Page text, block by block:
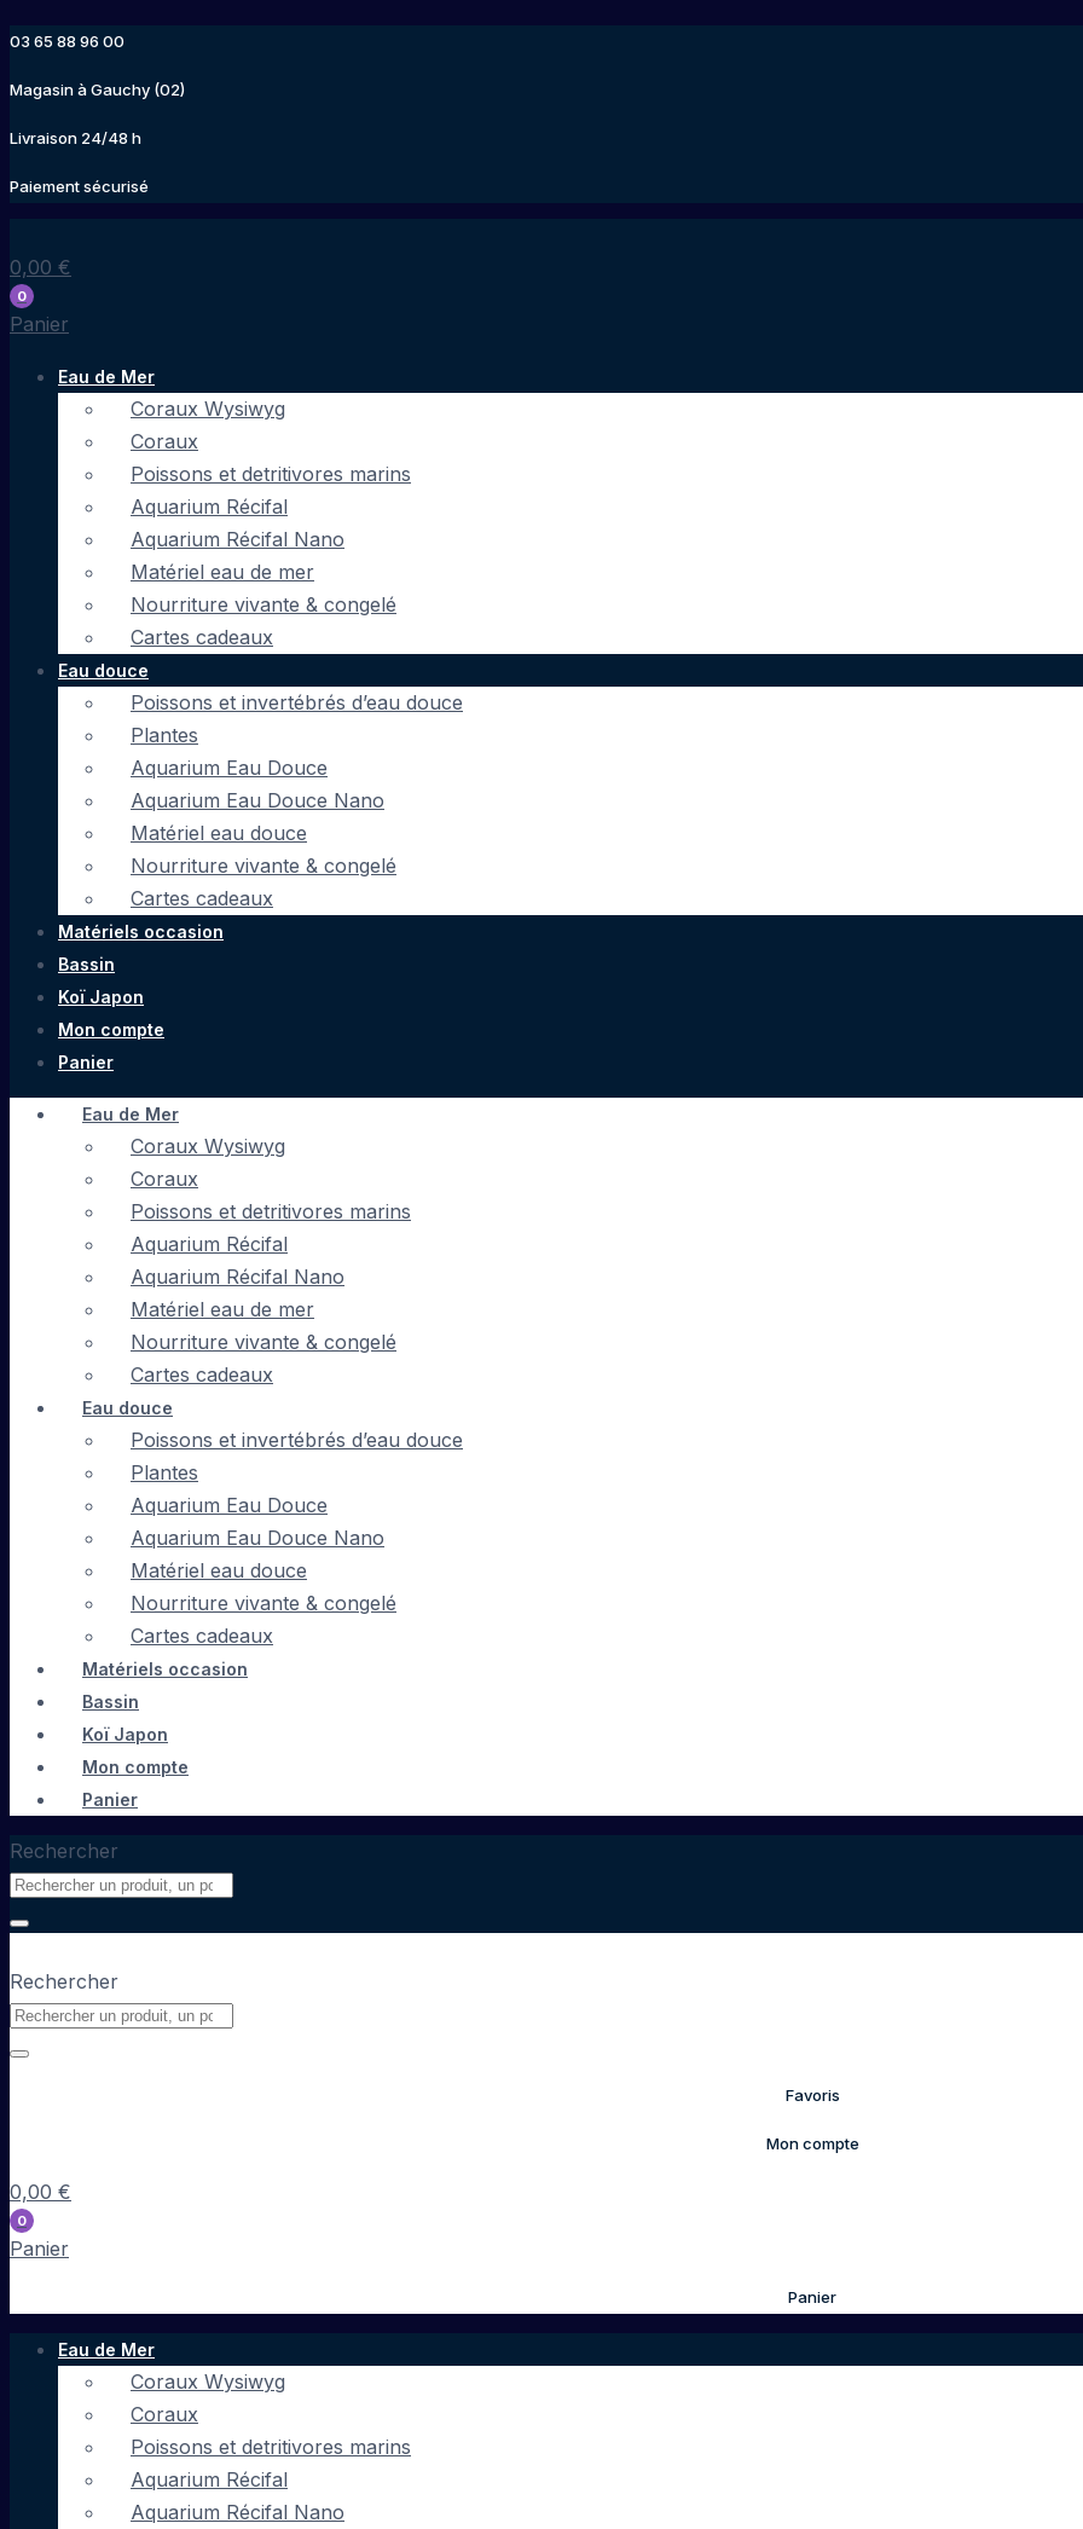
contenu
03 65 88 96 00
Magasin à Gauchy (02)
Livraison 24/48 h
Paiement sécurisé
0,00 €
0
Panier
Eau de Mer
Coraux Wysiwyg
Coraux
Poissons et detritivores marins
Aquarium Récifal
Aquarium Récifal Nano
Matériel eau de mer
Nourriture vivante & congelé
Cartes cadeaux
Eau douce
Poissons et invertébrés d’eau douce
Plantes
Aquarium Eau Douce
Aquarium Eau Douce Nano
Matériel eau douce
Nourriture vivante & congelé
Cartes cadeaux
Matériels occasion
Bassin
Koï Japon
Mon compte
Panier
Eau de Mer
Coraux Wysiwyg
Coraux
Poissons et detritivores marins
Aquarium Récifal
Aquarium Récifal Nano
Matériel eau de mer
Nourriture vivante & congelé
Cartes cadeaux
Eau douce
Poissons et invertébrés d’eau douce
Plantes
Aquarium Eau Douce
Aquarium Eau Douce Nano
Matériel eau douce
Nourriture vivante & congelé
Cartes cadeaux
Matériels occasion
Bassin
Koï Japon
Mon compte
Panier
Rechercher
Rechercher
Favoris
Mon compte
0,00 €
0
Panier
Panier
Eau de Mer
Coraux Wysiwyg
Coraux
Poissons et detritivores marins
Aquarium Récifal
Aquarium Récifal Nano